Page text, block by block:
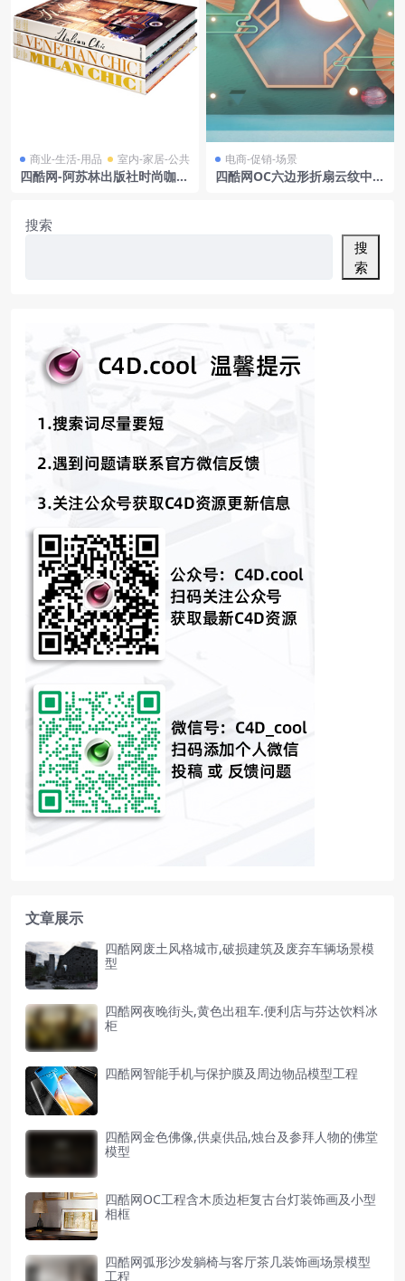
商业-生活-用品 室内-家居-公共
四酷网-阿苏林出版社时尚咖啡
电商-促销-场景
四酷网OC六边形折扇云纹中式
搜索
搜
索
文章展示
四酷网废土风格城市,破损建筑及废弃车辆场景模
型
四酷网夜晚街头,黄色出租车.便利店与芬达饮料冰
柜
四酷网智能手机与保护膜及周边物品模型工程
四酷网金色佛像,供桌供品,烛台及参拜人物的佛堂
模型
四酷网OC工程含木质边柜复古台灯装饰画及小型
相框
四酷网弧形沙发躺椅与客厅茶几装饰画场景模型
工程